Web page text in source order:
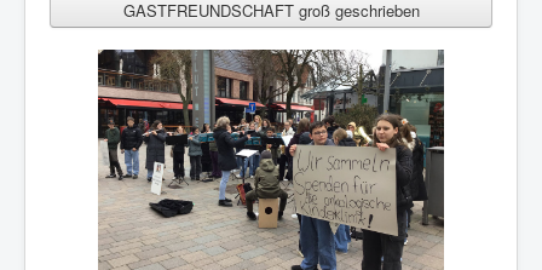
GASTFREUNDSCHAFT groß geschrieben